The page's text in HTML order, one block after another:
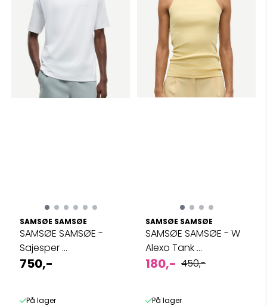
SAMSØE SAMSØE
SAMSØE SAMSØE -
Sajesper ...
750,-
På lager
SAMSØE SAMSØE
SAMSØE SAMSØE - W
Alexo Tank ...
180,- 450,-
På lager